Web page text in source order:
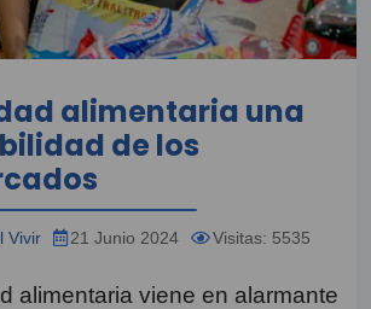
alimentaria una
de los
Vivir 21 Junio 2024 Visitas: 5535
alimentaria viene en alarmante